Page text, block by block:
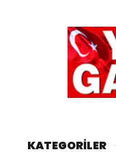
KATEGORİLER